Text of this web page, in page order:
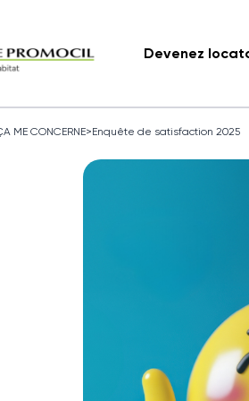
Devenez
ME CONCERNE>Enquête de satisfaction 2025